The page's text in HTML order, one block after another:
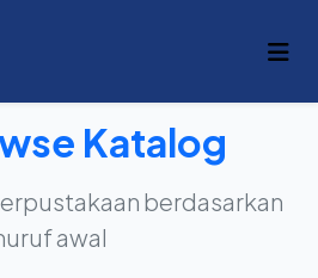
Katalog
berdasarkan
awal